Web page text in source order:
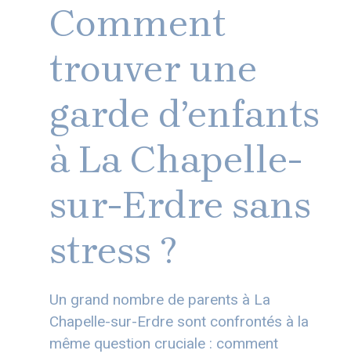
Comment
trouver une
garde d’enfants
à La Chapelle-
sur-Erdre sans
stress ?
Un grand nombre de parents à La
Chapelle-sur-Erdre sont confrontés à la
même question cruciale : comment